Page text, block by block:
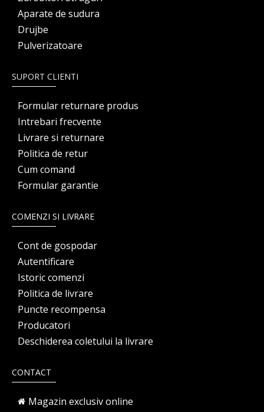
Aparate de sudura
Drujbe
Pulverizatoare
SUPORT CLIENTI
Formular returnare produs
Intrebari frecvente
Livrare si returnare
Politica de retur
Cum comand
Formular garantie
COMENZI SI LIVRARE
Cont de gospodar
Autentificare
Istoric comenzi
Politica de livrare
Puncte recompensa
Producatori
Deschiderea coletului la livrare
CONTACT
Magazin exclusiv online